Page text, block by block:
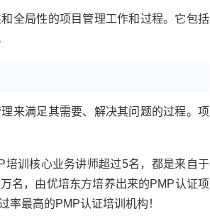
全局性的项目管理工作和过程。它包括
来满足其需要、解决其问题的过程。项
训核心业务讲师超过5名，都是来自于
名，由优培东方培养出来的PMP认证项
率最高的PMP认证培训机构！